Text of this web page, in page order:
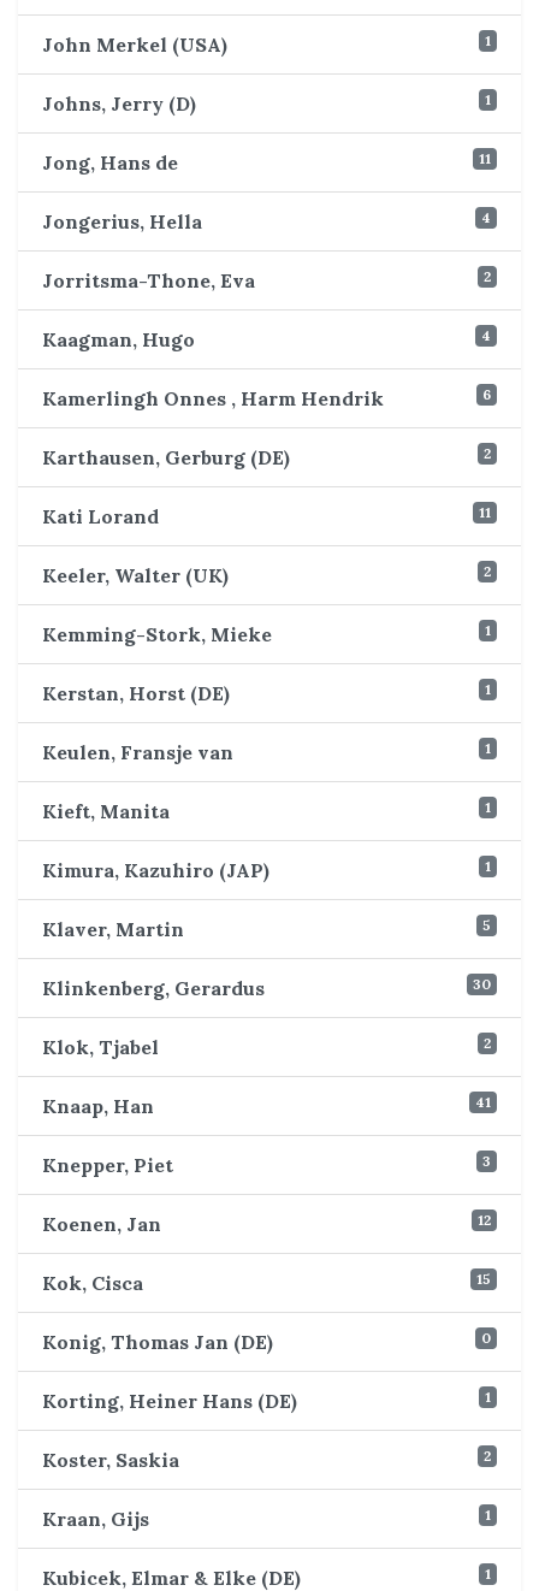
John Merkel (USA) 1
Johns, Jerry (D) 1
Jong, Hans de 11
Jongerius, Hella 4
Jorritsma-Thone, Eva 2
Kaagman, Hugo 4
Kamerlingh Onnes , Harm Hendrik 6
Karthausen, Gerburg (DE) 2
Kati Lorand 11
Keeler, Walter (UK) 2
Kemming-Stork, Mieke 1
Kerstan, Horst (DE) 1
Keulen, Fransje van 1
Kieft, Manita 1
Kimura, Kazuhiro (JAP) 1
Klaver, Martin 5
Klinkenberg, Gerardus 30
Klok, Tjabel 2
Knaap, Han 41
Knepper, Piet 3
Koenen, Jan 12
Kok, Cisca 15
Konig, Thomas Jan (DE) 0
Korting, Heiner Hans (DE) 1
Koster, Saskia 2
Kraan, Gijs 1
Kubicek, Elmar & Elke (DE) 1